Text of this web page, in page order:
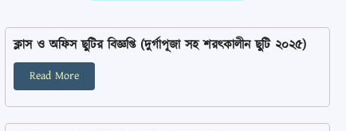
ক্লাস ও অফিস ছুটির বিজ্ঞপ্তি (দুর্গাপূজা সহ শরৎকালীন ছুটি ২০২৫)
Read More